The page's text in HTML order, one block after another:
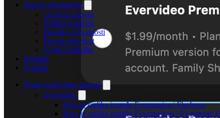
Pravne informacije
Licencni ugovor
Politika kolačića
Pravila o privatnosti
Pravna obavijest
Uvjeti i odredbe
Kontakt
O nama
Često postavljana pitanja
Evermusic
Koja je razlika između Evermusica i Flacboxa
Koja je razlika između Evermusicaa i Evermusic